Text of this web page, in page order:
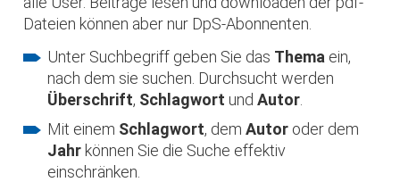
Dateien können aber nur DpS-Abonnenten.
Unter Suchbegriff geben Sie das Thema ein,
nach dem sie suchen. Durchsucht werden
Überschrift, Schlagwort undAutor
Mit einem Schlagwort, demAutor oder dem
Jahr können Sie die Suche effektiv
einschränken.